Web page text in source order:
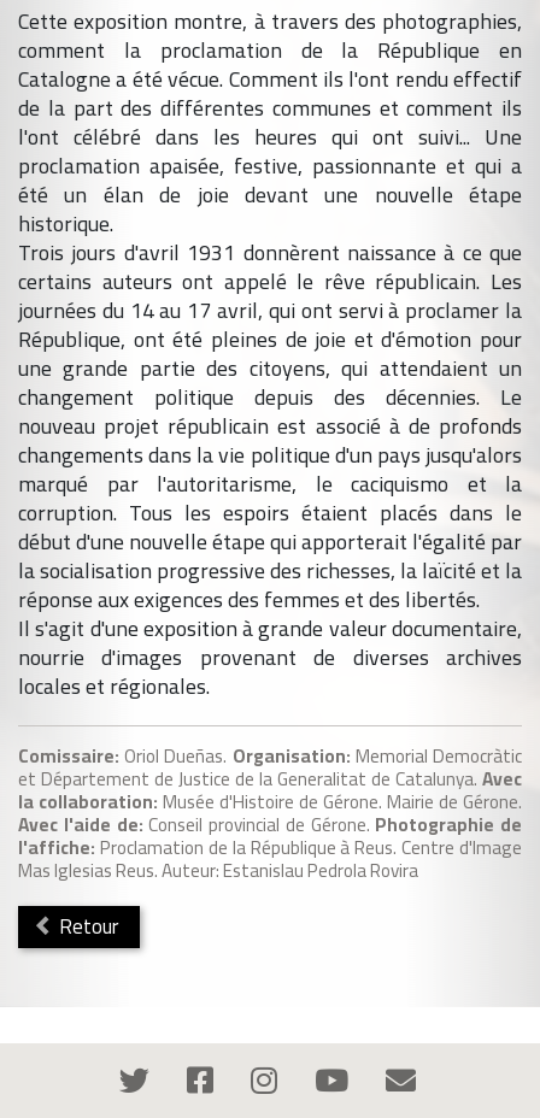
Cette exposition montre, à travers des photographies,
comment la proclamation de la République en
Catalogne a été vécue. Comment ils l'ont rendu effectif
de la part des différentes communes et comment ils
l'ont célébré dans les heures qui ont suivi... Une
proclamation apaisée, festive, passionnante et qui a
été un élan de joie devant une nouvelle étape
historique.
Trois jours d'avril 1931 donnèrent naissance à ce que
certains auteurs ont appelé le rêve républicain. Les
journées du 14 au 17 avril, qui ont servi à proclamer la
République, ont été pleines de joie et d'émotion pour
une grande partie des citoyens, qui attendaient un
changement politique depuis des décennies. Le
nouveau projet républicain est associé à de profonds
changements dans la vie politique d'un pays jusqu'alors
marqué par l'autoritarisme, le caciquismo et la
corruption. Tous les espoirs étaient placés dans le
début d'une nouvelle étape qui apporterait l'égalité par
la socialisation progressive des richesses, la laïcité et la
réponse aux exigences des femmes et des libertés.
Il s'agit d'une exposition à grande valeur documentaire,
nourrie d'images provenant de diverses archives
locales et régionales.
Comissaire:Oriol Dueñas. Organisation:Memorial Democràtic
et Département de Justice de la Generalitat de Catalunya.Avec
la collaboration:Musée d'Histoire de Gérone. Mairie de Gérone.
Avec l'aide de:Conseil provincial de Gérone. Photographie de
l'affiche:Proclamation de la République à Reus. Centre d'Image
Mas Iglesias Reus. Auteur: Estanislau Pedrola Rovira
Retour